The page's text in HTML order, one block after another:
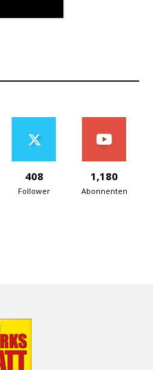
408
Follower
1,180
Abonnenten